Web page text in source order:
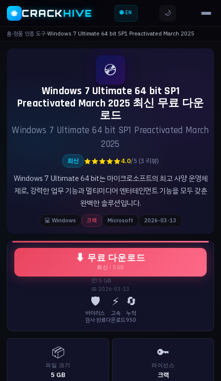
🐝 CRACKHIVE 🌐 EN 🌙
홈›정품 인증 도구›Windows 7 Ultimate 64 bit SP1 Preactivated March 2025
💿
Windows 7 Ultimate 64 bit SP1
Preactivated March 2025 최신 무료 다운
로드
Windows 7 Ultimate 64 bit SP1 Preactivated March
2025
최신 ★★★★★4.0/5 (3 리뷰)
Windows 7 Ultimate 64 bit는 마이크로소프트의 최고 사양 운영체
제로, 강력한 업무 기능과 멀티미디어 엔터테인먼트 기능을 모두 갖춘
완벽한 솔루션입니다.
💻 Windows 크랙 Microsoft 2026-03-13
⬇ 무료 다운로드
최신 | 5 GB
📦 5 GB
📅 2026-03-13
🛡️
바이러스
검사 완료
⚡
고속
다운로드
🔄
누적
950
📦
파일 크기
5 GB
🔑
라이선스
크랙